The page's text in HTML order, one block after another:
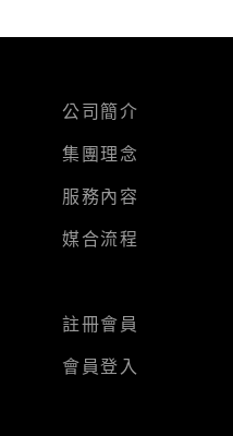
公司簡介
集團理念
服務內容
媒合流程
註冊會員
會員登入